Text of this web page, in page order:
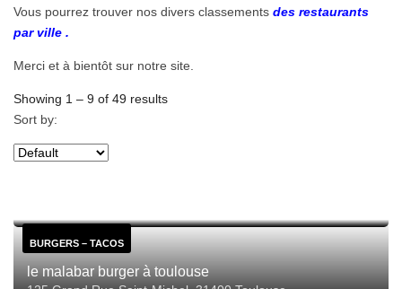
Vous pourrez trouver nos divers classements des restaurants
par ville .
Merci et à bientôt sur notre site.
Showing 1 – 9 of 49 results
Sort by:
BURGERS – TACOS
le malabar burger à toulouse